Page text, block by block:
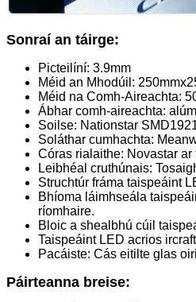
Sonraí an táirge:
Picteilíní: 3.9mm
Méid an Mhodúil:
Méid na Comh-Aireachta:
Ábhar comh-aireachta:
Soilse: Nationstar
Soláthar cumhachta:
Córas rialaithe: Novastar
Leibhéal cruthúnais:
Struchtúr fráma taispeáint
Bhíoma láimhseála
ríomhaire.
Bloic a shealbhú cúil
Taispeáint LED acrios
Pacáiste: Cás eitilte glas
Páirteanna breise: